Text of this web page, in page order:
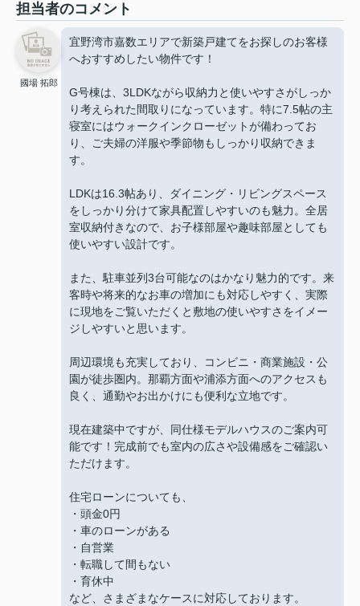
担当者のコメント
國場 拓郎
宜野湾市嘉数エリアで新築戸建てをお探しのお客様
へおすすめしたい物件です！
G号棟は、3LDKながら収納力と使いやすさがしっか
り考えられた間取りになっています。特に7.5帖の主
寝室にはウォークインクローゼットが備わってお
り、ご夫婦の洋服や季節物もしっかり収納できま
す。
LDKは16.3帖あり、ダイニング・リビングスペース
をしっかり分けて家具配置しやすいのも魅力。全居
室収納付きなので、お子様部屋や趣味部屋としても
使いやすい設計です。
また、駐車並列3台可能なのはかなり魅力的です。来
客時や将来的なお車の増加にも対応しやすく、実際
に現地をご覧いただくと敷地の使いやすさをイメー
ジしやすいと思います。
周辺環境も充実しており、コンビニ・商業施設・公
園が徒歩圏内。那覇方面や浦添方面へのアクセスも
良く、通勤やお出かけにも便利な立地です。
現在建築中ですが、同仕様モデルハウスのご案内可
能です！完成前でも室内の広さや設備感をご確認い
ただけます。
住宅ローンについても、
・頭金0円
・車のローンがある
・自営業
・転職して間もない
・育休中
など、さまざまなケースに対応しております。